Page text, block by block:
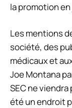
la promotion en
Les mentions
société, des
médicaux et
Joe Montana
SEC ne viendra
été un endroit